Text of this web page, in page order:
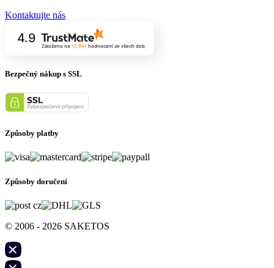
Kontaktujte nás
4.9
Založeno na 12 941 hodnocení ze všech dob
Bezpečný nákup s SSL
Způsoby platby
Způsoby doručení
© 2006 - 2026 SAKETOS